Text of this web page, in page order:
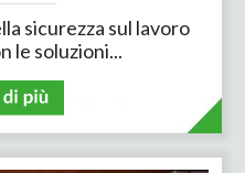
sicurezza sul lavoro
le soluzioni...